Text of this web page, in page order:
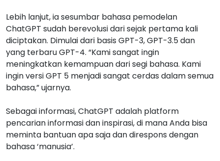
Lebih lanjut, ia sesumbar bahasa pemodelan
ChatGPT sudah berevolusi dari sejak pertama kali
diciptakan. Dimulai dari basis GPT-3, GPT-3.5 dan
yang terbaru GPT-4. “Kami sangat ingin
meningkatkan kemampuan dari segi bahasa. Kami
ingin versi GPT 5 menjadi sangat cerdas dalam semua
bahasa,” ujarnya.
Sebagai informasi, ChatGPT adalah platform
pencarian informasi dan inspirasi, di mana Anda bisa
meminta bantuan apa saja dan direspons dengan
bahasa ‘manusia’.